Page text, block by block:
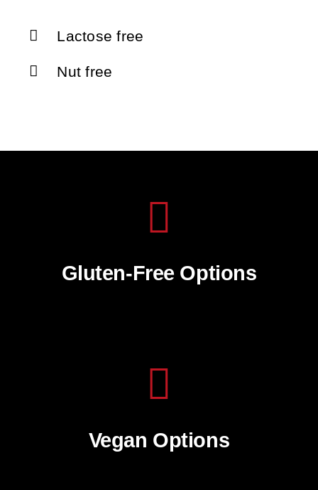
Lactose free
Nut free
Gluten-Free Options
Vegan Options